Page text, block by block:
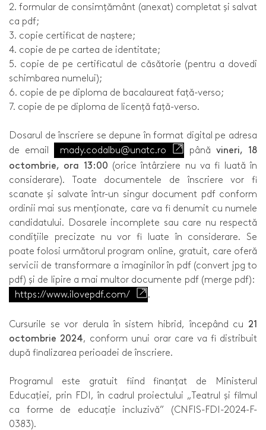
2. formular de consimțământ (anexat) completat și salvat
ca pdf;
3. copie certificat de naștere;
4. copie de pe cartea de identitate;
5. copie de pe certificatul de căsătorie (pentru a dovedi
schimbarea numelui);
6. copie de pe diploma de bacalaureat față-verso;
7. copie de pe diploma de licență față-verso.
Dosarul de înscriere se depune în format digital pe adresa
de email
mady.codalbu@unatc.ro până vineri, 18
octombrie, ora 13:00 (orice întârziere nu va fi luată în
considerare). Toate documentele de înscriere vor fi
scanate și salvate într-un singur document pdf conform
ordinii mai sus menționate, care va fi denumit cu numele
candidatului. Dosarele incomplete sau care nu respectă
condițiile precizate nu vor fi luate în considerare. Se
poate folosi următorul program online, gratuit, care oferă
servicii de transformare a imaginilor în pdf (convert jpg to
pdf) și de lipire a mai multor documente pdf (merge pdf):
https://www.ilovepdf.com/
.
Cursurile se vor derula în sistem hibrid, începând cu 21
octombrie 2024, conform unui orar care va fi distribuit
după finalizarea perioadei de înscriere.
Programul este gratuit fiind finanțat de Ministerul
Educației, prin FDI, în cadrul proiectului „Teatrul și filmul
ca forme de educație incluzivă” (CNFIS-FDI-2024-F-
0383).